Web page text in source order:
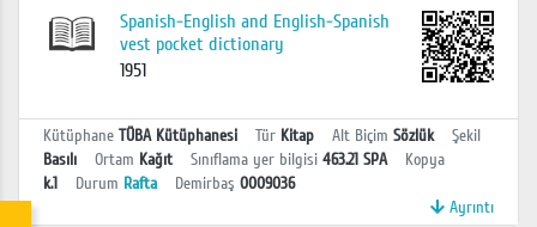
Spanish-English and English-Spanish
vest pocket dictionary
1951
Kütüphane TÜBA Kütüphanesi Tür Kitap Alt Biçim Sözlük
Şekil
Basılı
Ortam Kağıt Sınıflama yer bilgisi 463.21 SPA
Kopya
k.1
Durum Rafta Demirbaş 0009036
Ayrıntı